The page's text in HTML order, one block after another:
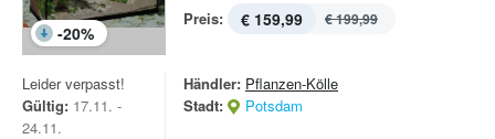
-20%
Preis: € 159,99 € 199,99
Leider verpasst!
Gültig: 17.11. -
24.11.
Händler: Pflanzen-Kölle
Stadt:
Potsdam